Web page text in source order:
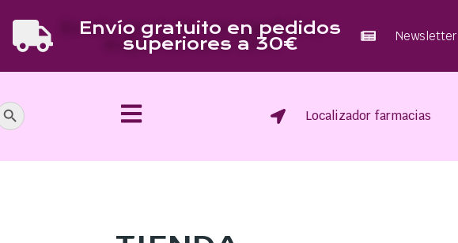
Envío gratuito en pedidos
superiores a 30€ Newsletter
Botón de búsqueda
Localizador farmacias